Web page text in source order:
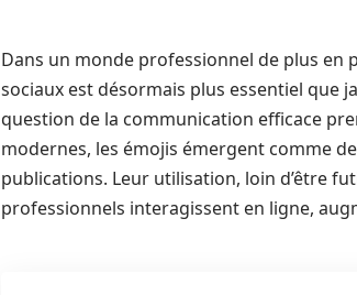
Dans un monde professionnel de plus en
sociaux est désormais plus essentiel que
question de la communication efficace
modernes, les émojis émergent comme
publications. Leur utilisation, loin d’être
professionnels interagissent en ligne,